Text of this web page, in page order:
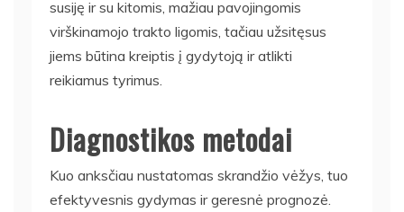
susiję ir su kitomis, mažiau pavojingomis
virškinamojo trakto ligomis, tačiau užsitęsus
jiems būtina kreiptis į gydytoją ir atlikti
reikiamus tyrimus.
Diagnostikos metodai
Kuo anksčiau nustatomas skrandžio vėžys, tuo
efektyvesnis gydymas ir geresnė prognozė.